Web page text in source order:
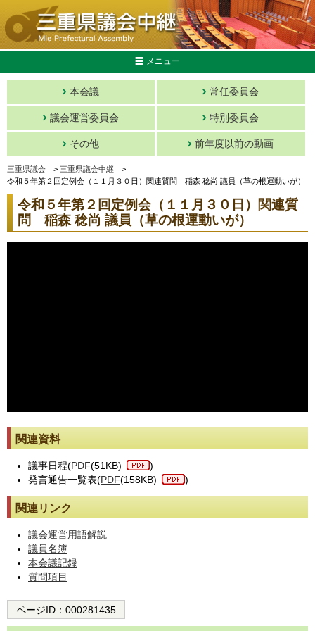
メニュー
本会議 常任委員会
議会運営委員会 特別委員会
その他 前年度以前の動画
三重県議会 > 三重県議会中継 >
令和５年第２回定例会（１１月３０日）関連質問 稲森 稔尚 議員（草の根運動いが）
令和５年第２回定例会（１１月３０日）関連質
問 稲森 稔尚 議員（草の根運動いが）
関連資料
議事日程(PDF(51KB)
)
発言通告一覧表(PDF(158KB) )
関連リンク
議会運営用語解説
議員名簿
本会議記録
質問項目
ページID： 000281435